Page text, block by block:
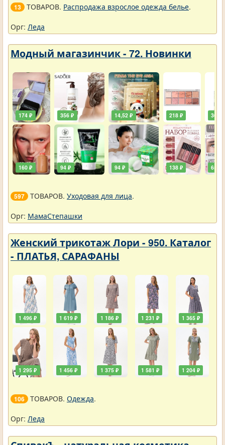
13 ТОВАРОВ. Распродажа взрослое одежда белье.
Орг: Леда
Модный магазинчик - 72. Новинки
174 ₽
160 ₽
356 ₽
94 ₽
14,52 ₽
94 ₽
218 ₽
138 ₽ 65 ₽
597 ТОВАРОВ. Уходовая для лица.
Орг: МамаСтепашки
Женский трикотаж Лори - 950. Каталог
- ПЛАТЬЯ, САРАФАНЫ
1 496 ₽
1 295 ₽
1 619 ₽
1 456 ₽
1 186 ₽
1 375 ₽
1 231 ₽
1 581 ₽
1 365 ₽
1 204 ₽
106 ТОВАРОВ. Одежда.
Орг: Леда